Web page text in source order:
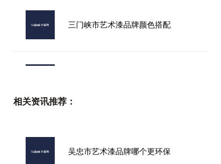
三门峡市艺术漆品牌颜色搭配
相关资讯推荐：
吴忠市艺术漆品牌哪个更环保